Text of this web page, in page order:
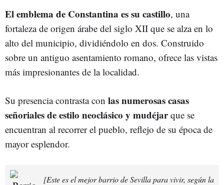
El emblema de Constantina es su castillo, una
fortaleza de origen árabe del siglo XII que se alza en lo
alto del municipio, dividiéndolo en dos. Construido
sobre un antiguo asentamiento romano, ofrece las vistas
más impresionantes de la localidad.
Su presencia contrasta con las numerosas casas
señoriales de estilo neoclásico y mudéjarque se
encuentran al recorrer el pueblo, reflejo de su época de
mayor esplendor.
[Este es el mejor barrio de Sevilla para vivir, según la